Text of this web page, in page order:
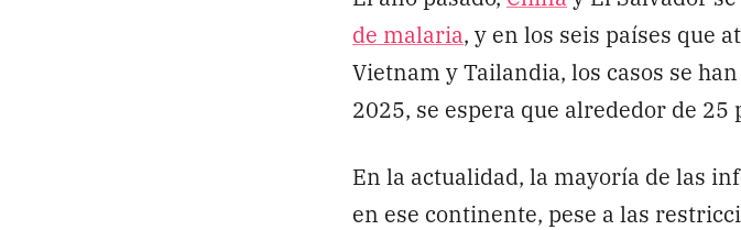
de malaria, y en los seis países que
Vietnam y Tailandia, los casos se
2025, se espera que alrededor de
En la actualidad, la mayoría de las
en ese continente, pese a las